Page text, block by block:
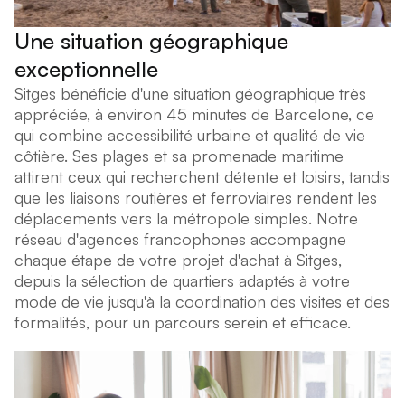
Une situation géographique
exceptionnelle
Sitges bénéficie d'une situation géographique très
appréciée, à environ 45 minutes de Barcelone, ce
qui combine accessibilité urbaine et qualité de vie
côtière. Ses plages et sa promenade maritime
attirent ceux qui recherchent détente et loisirs, tandis
que les liaisons routières et ferroviaires rendent les
déplacements vers la métropole simples. Notre
réseau d'agences francophones accompagne
chaque étape de votre projet d'achat à Sitges,
depuis la sélection de quartiers adaptés à votre
mode de vie jusqu'à la coordination des visites et des
formalités, pour un parcours serein et efficace.